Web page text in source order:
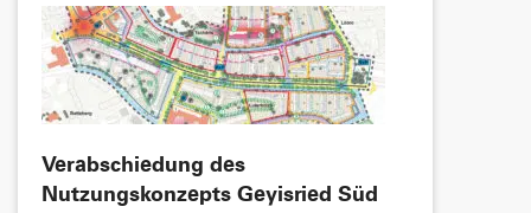
Verabschiedung des
Nutzungskonzepts Geyisried Süd